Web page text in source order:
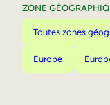
ZONE
Toutes zones
Europe